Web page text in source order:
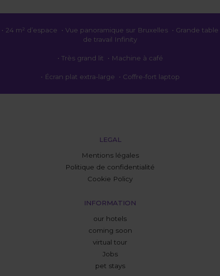
• 24 m² d’espace • Vue panoramique sur Bruxelles • Grande table
de travail Infinity
• Très grand lit • Machine à café
• Écran plat extra-large • Coffre-fort laptop
LEGAL
Mentions légales
Politique de confidentialité
Cookie Policy
INFORMATION
our hotels
coming soon
virtual tour
Jobs
pet stays